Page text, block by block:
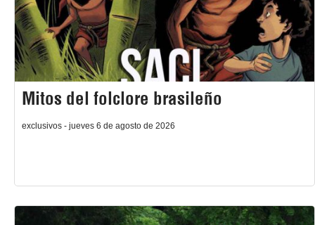
Mitos del folclore brasileño
exclusivos - jueves 6 de agosto de 2026